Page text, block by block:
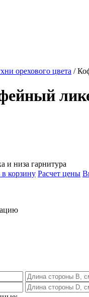
орехового цвета /
и низа гарнитура
корзину Расчет цены